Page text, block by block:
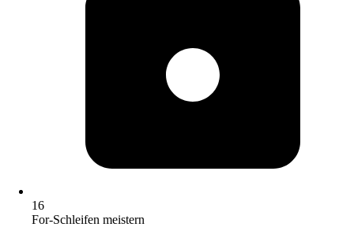
16
For-Schleifen meistern